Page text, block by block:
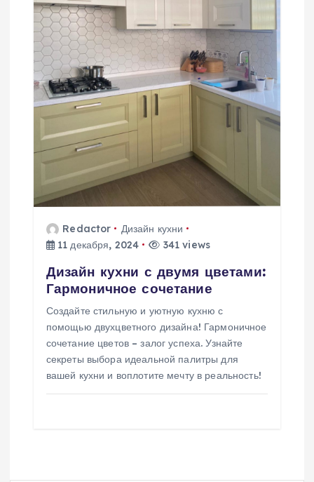
Redactor
Дизайн кухни
11 декабря, 2024
341 views
Дизайн кухни с двумя цветами:
Гармоничное сочетание
Создайте стильную и уютную кухню с
помощью двухцветного дизайна! Гармоничное
сочетание цветов – залог успеха. Узнайте
секреты выбора идеальной палитры для
вашей кухни и воплотите мечту в реальность!